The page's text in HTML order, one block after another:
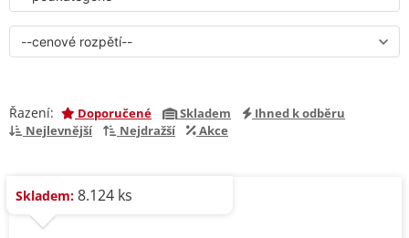
Řazení: Doporučené Skladem
Ihned k odběru
Nejlevnější
Nejdražší Akce
Skladem: 8.124 ks